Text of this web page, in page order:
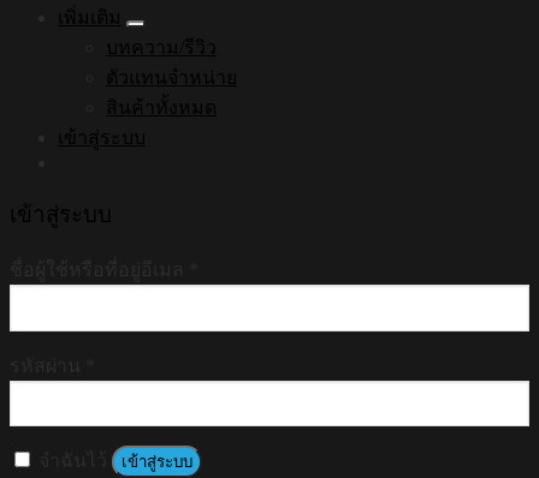
เพิ่มเติม
บทความ/รีวิว
ตัวแทนจำหน่าย
สินค้าทั้งหมด
เข้าสู่ระบบ
เข้าสู่ระบบ
เข้าสู่ระบบ